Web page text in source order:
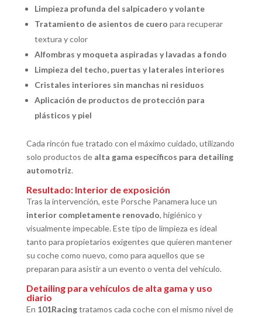
Limpieza profunda del salpicadero y volante
Tratamiento de asientos de cuero para recuperar
textura y color
Alfombras y moqueta aspiradas y lavadas a fondo
Limpieza del techo, puertas y laterales interiores
Cristales interiores sin manchas ni residuos
Aplicación de productos de protección para
plásticos y piel
Cada rincón fue tratado con el máximo cuidado, utilizando
solo productos de alta gama específicos para detailing
automotriz.
Resultado: Interior de exposición
Tras la intervención, este Porsche Panamera luce un
interior completamente renovado, higiénico y
visualmente impecable. Este tipo de limpieza es ideal
tanto para propietarios exigentes que quieren mantener
su coche como nuevo, como para aquellos que se
preparan para asistir a un evento o venta del vehículo.
Detailing para vehículos de alta gama y uso
diario
En 101Racingtratamos cada coche con el mismo nivel de